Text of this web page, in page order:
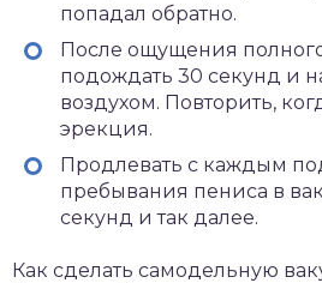
попадал обратно.
После ощущения полного
подождать 30 секунд и
воздухом. Повторить,
эрекция.
Продлевать с каждым
пребывания пениса в
секунд и так далее.
Как сделать самодельную